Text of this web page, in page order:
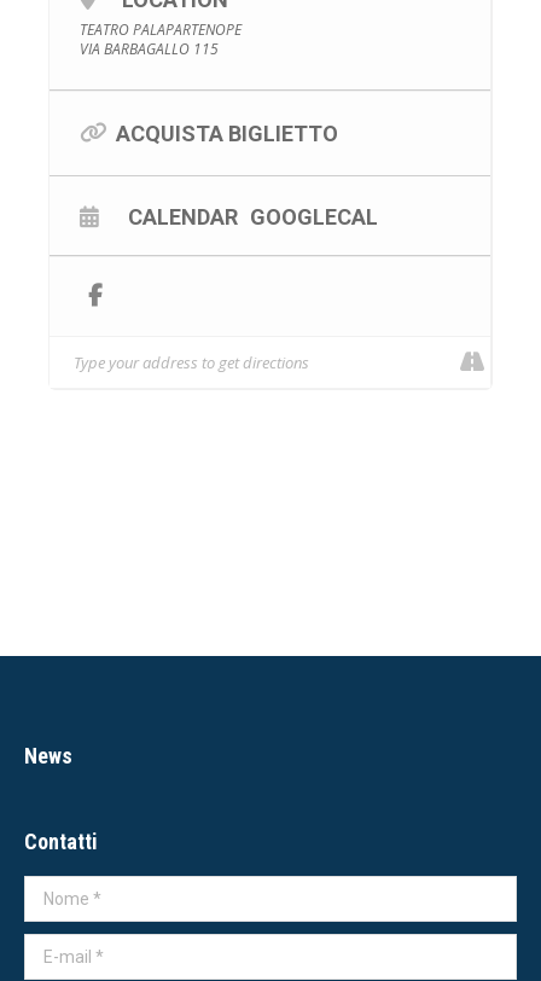
TEATRO PALAPARTENOPE
VIA BARBAGALLO 115
ACQUISTA BIGLIETTO
CALENDAR GOOGLECAL
News
Contatti
Nome *
E-mail *